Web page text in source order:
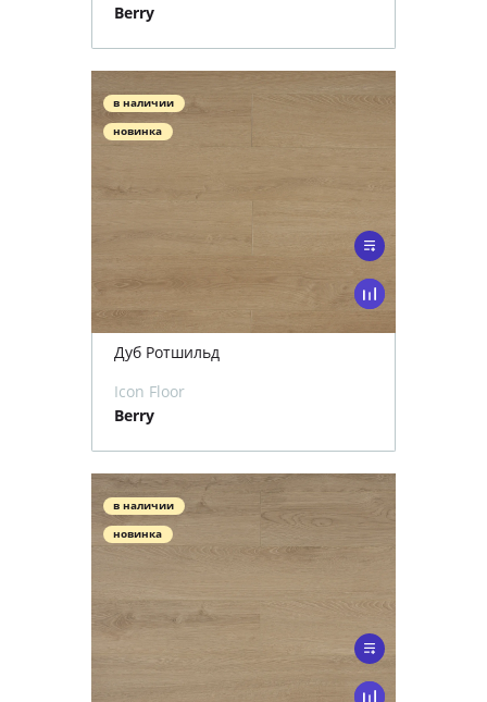
Berry
в наличии
новинка
Дуб Ротшильд
Icon Floor
Berry
в наличии
новинка